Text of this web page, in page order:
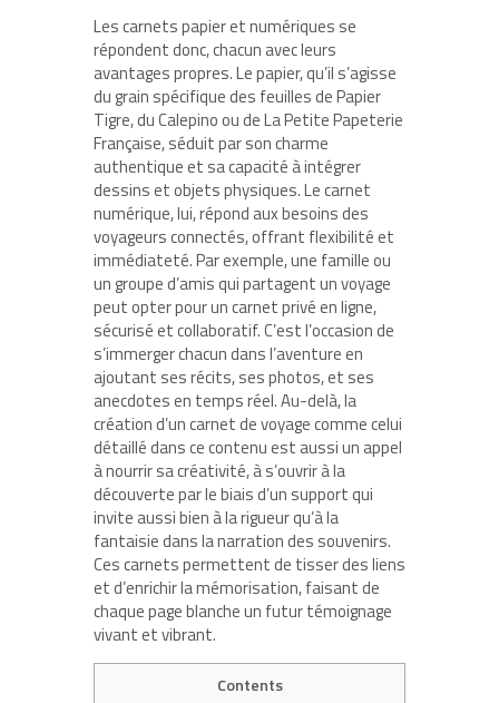
Les carnets papier et numériques se
répondent donc, chacun avec leurs
avantages propres. Le papier, qu’il s’agisse
du grain spécifique des feuilles de Papier
Tigre, du Calepino ou de La Petite Papeterie
Française, séduit par son charme
authentique et sa capacité à intégrer
dessins et objets physiques. Le carnet
numérique, lui, répond aux besoins des
voyageurs connectés, offrant flexibilité et
immédiateté. Par exemple, une famille ou
un groupe d’amis qui partagent un voyage
peut opter pour un carnet privé en ligne,
sécurisé et collaboratif. C’est l’occasion de
s’immerger chacun dans l’aventure en
ajoutant ses récits, ses photos, et ses
anecdotes en temps réel. Au-delà, la
création d’un carnet de voyage comme celui
détaillé dans ce contenu est aussi un appel
à nourrir sa créativité, à s’ouvrir à la
découverte par le biais d’un support qui
invite aussi bien à la rigueur qu’à la
fantaisie dans la narration des souvenirs.
Ces carnets permettent de tisser des liens
et d’enrichir la mémorisation, faisant de
chaque page blanche un futur témoignage
vivant et vibrant.
Contents